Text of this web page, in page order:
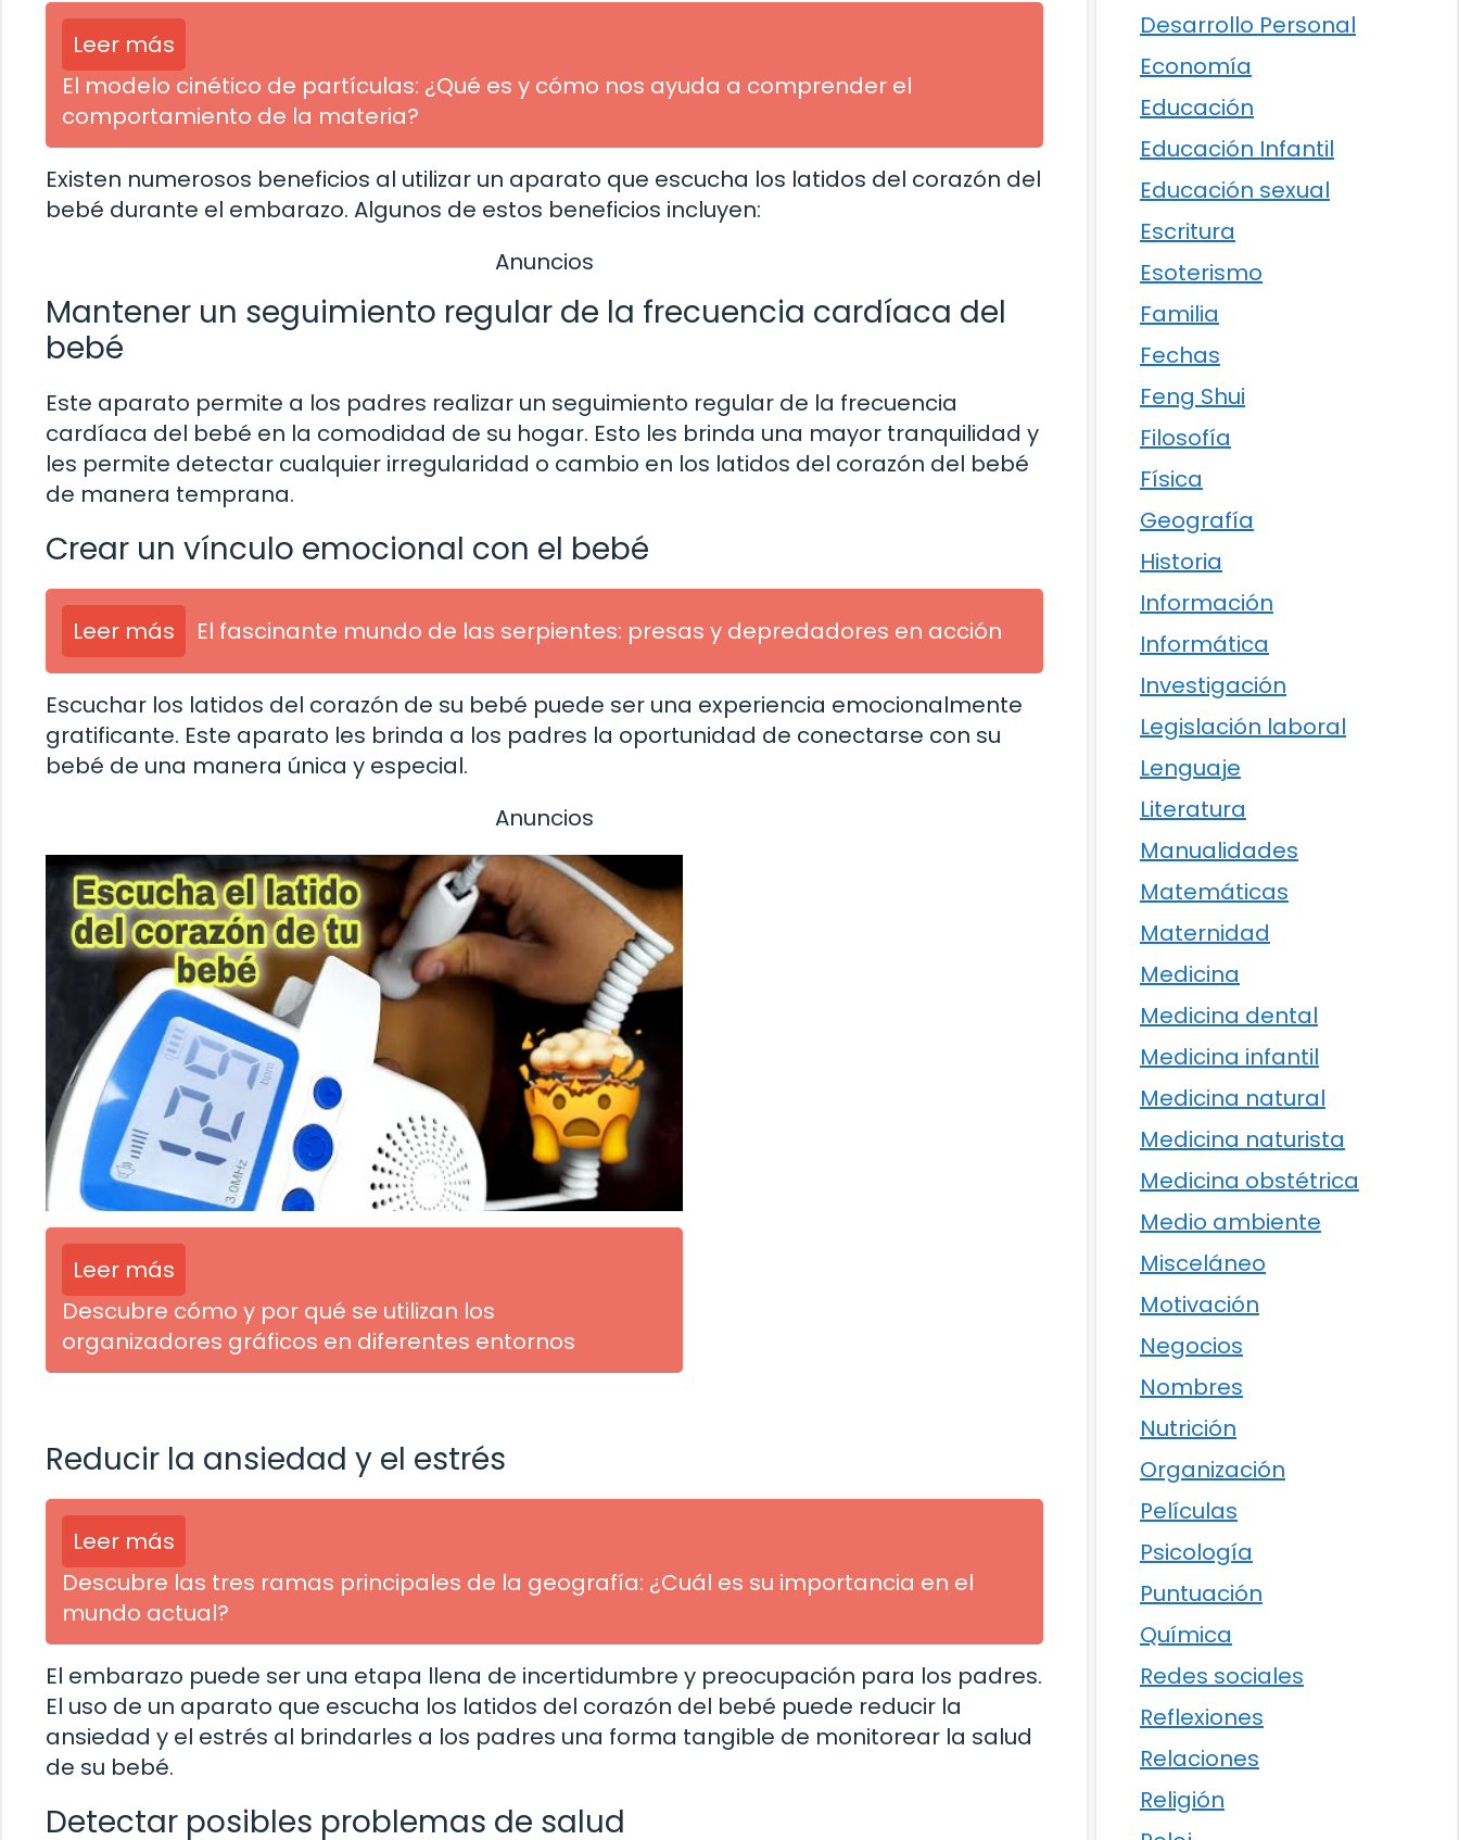
Leer más
El modelo cinético de partículas: ¿Qué es y cómo nos ayuda a comprender el
comportamiento de la materia?
Existen numerosos beneficios al utilizar un aparato que escucha los latidos del corazón del
bebé durante el embarazo. Algunos de estos beneficios incluyen:
Anuncios
Mantener un seguimiento regular de la frecuencia cardíaca del
bebé
Este aparato permite a los padres realizar un seguimiento regular de la frecuencia
cardíaca del bebé en la comodidad de su hogar. Esto les brinda una mayor tranquilidad y
les permite detectar cualquier irregularidad o cambio en los latidos del corazón del bebé
de manera temprana.
Crear un vínculo emocional con el bebé
Leer más El fascinante mundo de las serpientes: presas y depredadores en acción
Escuchar los latidos del corazón de su bebé puede ser una experiencia emocionalmente
gratificante. Este aparato les brinda a los padres la oportunidad de conectarse con su
bebé de una manera única y especial.
Anuncios
Leer más
Descubre cómo y por qué se utilizan los
organizadores gráficos en diferentes entornos
Reducir la ansiedad y el estrés
Leer más
Descubre las tres ramas principales de la geografía: ¿Cuál es su importancia en el
mundo actual?
El embarazo puede ser una etapa llena de incertidumbre y preocupación para los padres.
El uso de un aparato que escucha los latidos del corazón del bebé puede reducir la
ansiedad y el estrés al brindarles a los padres una forma tangible de monitorear la salud
de su bebé.
Detectar posibles problemas de salud
Desarrollo Personal
Economía
Educación
Educación Infantil
Educación sexual
Escritura
Esoterismo
Familia
Fechas
Feng Shui
Filosofía
Física
Geografía
Historia
Información
Informática
Investigación
Legislación laboral
Lenguaje
Literatura
Manualidades
Matemáticas
Maternidad
Medicina
Medicina dental
Medicina infantil
Medicina natural
Medicina naturista
Medicina obstétrica
Medio ambiente
Misceláneo
Motivación
Negocios
Nombres
Nutrición
Organización
Películas
Psicología
Puntuación
Química
Redes sociales
Reflexiones
Relaciones
Religión